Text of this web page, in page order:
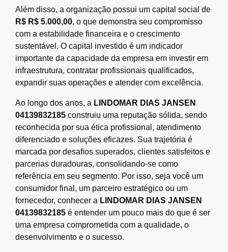
Além disso, a organização possui um capital social de
R$ R$ 5.000,00, o que demonstra seu compromisso
com a estabilidade financeira e o crescimento
sustentável. O capital investido é um indicador
importante da capacidade da empresa em investir em
infraestrutura, contratar profissionais qualificados,
expandir suas operações e atender com excelência.
Ao longo dos anos, a LINDOMAR DIAS JANSEN
04139832185 construiu uma reputação sólida, sendo
reconhecida por sua ética profissional, atendimento
diferenciado e soluções eficazes. Sua trajetória é
marcada por desafios superados, clientes satisfeitos e
parcerias duradouras, consolidando-se como
referência em seu segmento. Por isso, seja você um
consumidor final, um parceiro estratégico ou um
fornecedor, conhecer a LINDOMAR DIAS JANSEN
04139832185 é entender um pouco mais do que é ser
uma empresa comprometida com a qualidade, o
desenvolvimento e o sucesso.